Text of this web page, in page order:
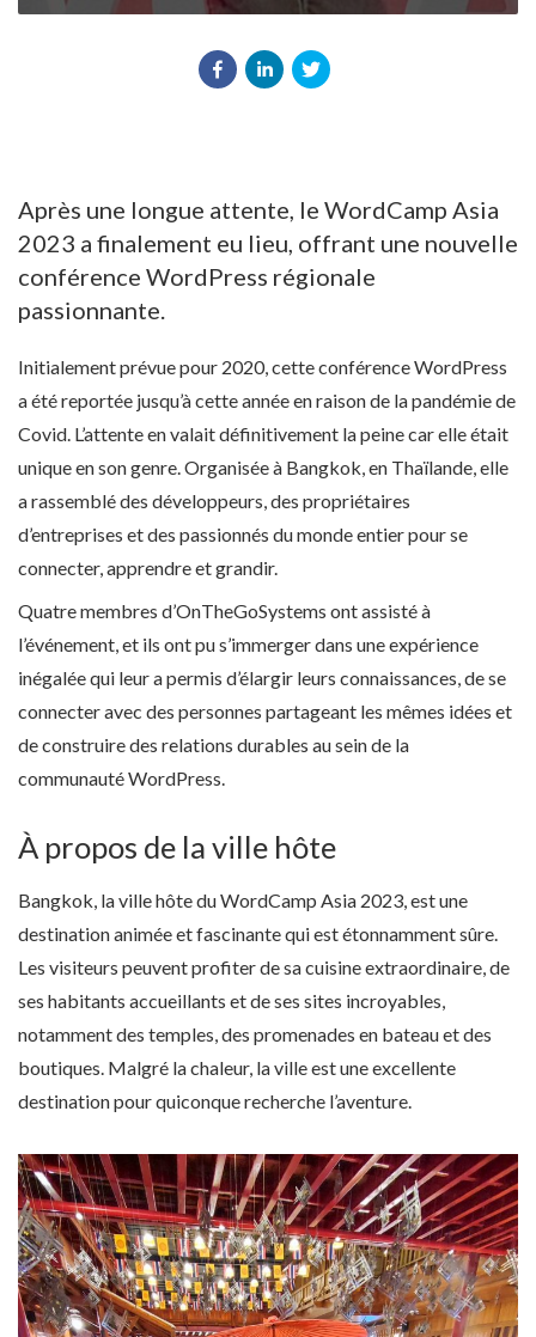
Après une longue attente, le WordCamp Asia
2023 a finalement eu lieu, offrant une nouvelle
conférence WordPress régionale
passionnante.
Initialement prévue pour 2020, cette conférence WordPress
a été reportée jusqu’à cette année en raison de la pandémie de
Covid. L’attente en valait définitivement la peine car elle était
unique en son genre. Organisée à Bangkok, en Thaïlande, elle
a rassemblé des développeurs, des propriétaires
d’entreprises et des passionnés du monde entier pour se
connecter, apprendre et grandir.
Quatre membres d’OnTheGoSystems ont assisté à
l’événement, et ils ont pu s’immerger dans une expérience
inégalée qui leur a permis d’élargir leurs connaissances, de se
connecter avec des personnes partageant les mêmes idées et
de construire des relations durables au sein de la
communauté WordPress.
À propos de la ville hôte
Bangkok, la ville hôte du WordCamp Asia 2023, est une
destination animée et fascinante qui est étonnamment sûre.
Les visiteurs peuvent profiter de sa cuisine extraordinaire, de
ses habitants accueillants et de ses sites incroyables,
notamment des temples, des promenades en bateau et des
boutiques. Malgré la chaleur, la ville est une excellente
destination pour quiconque recherche l’aventure.